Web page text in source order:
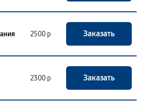
2500 р Заказать
2300 р Заказать